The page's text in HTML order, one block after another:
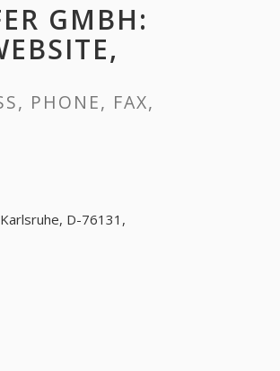
GMBH:
PHONE, FAX,
D-76131,